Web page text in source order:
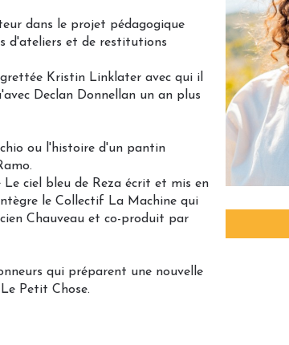
dans le projet pédagogique
d'ateliers et de restitutions
Kristin Linklater avec qui il
Declan Donnellan un an plus
ou l'histoire d'un pantin
Le ciel bleu de Reza écrit et mis en
le Collectif La Machine qui
Chauveau et co-produit par
qui préparent une nouvelle
Petit Chose.